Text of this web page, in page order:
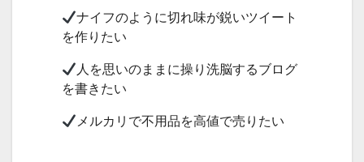
ナイフのように切れ味が鋭いツイート
を作りたい
人を思いのままに操り洗脳するブログ
を書きたい
メルカリで不用品を高値で売りたい